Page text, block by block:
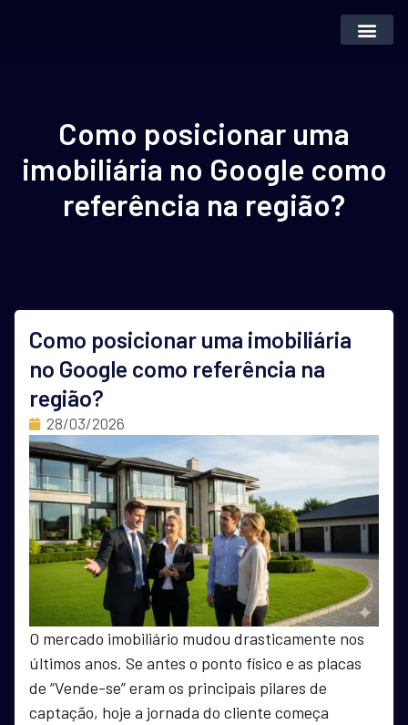
Como posicionar uma
imobiliária no Google como
referência na região?
Como posicionar uma imobiliária
no Google como referência na
região?
28/03/2026
O mercado imobiliário mudou drasticamente nos
últimos anos. Se antes o ponto físico e as placas
de “Vende-se” eram os principais pilares de
captação, hoje a jornada do cliente começa